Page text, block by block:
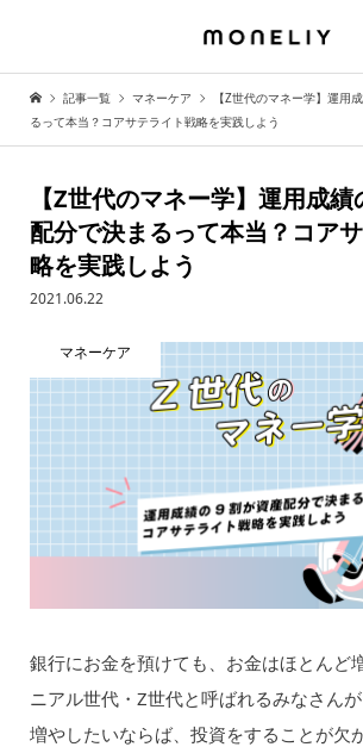
記事一覧 マネーケア
【Z世代のマネー学】運用
るって本当？コアサテライト戦略を実践しよう
【Z世代のマネー学】運用成
配分で決まるって本当？コア
略を実践しよう
2021.06.22
マネーケア
銀行にお金を預けても、お金はほとんど
ニアル世代・Z世代と呼ばれるみなさん
増やしたいならば、投資をすることが欠